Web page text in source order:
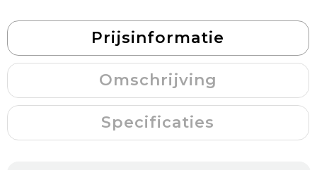
Prijsinformatie
Omschrijving
Specificaties